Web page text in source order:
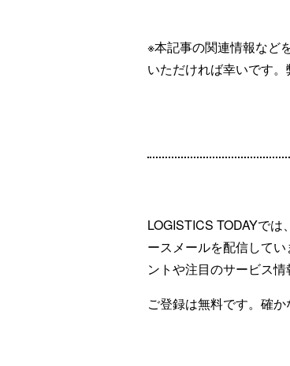
※本記事の関連情報など
いただければ幸いです。
LOGISTICS TODAYで
ースメールを配信して
ントや注目のサービス情
ご登録は無料です。確